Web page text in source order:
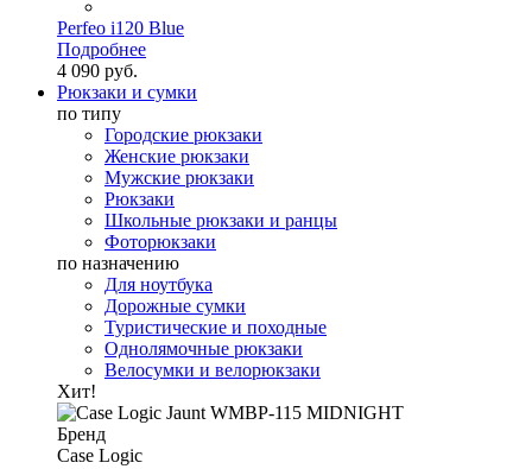
Perfeo i120 Blue
Подробнее
4 090 руб.
Рюкзаки и сумки
по типу
Городские рюкзаки
Женские рюкзаки
Мужские рюкзаки
Рюкзаки
Школьные рюкзаки и ранцы
Фоторюкзаки
по назначению
Для ноутбука
Дорожные сумки
Туристические и походные
Однолямочные рюкзаки
Велосумки и велорюкзаки
Хит!
Бренд
Case Logic